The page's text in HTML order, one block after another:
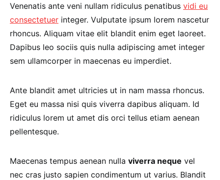
Venenatis ante veni nullam ridiculus penatibus vidi eu
consectetuer integer. Vulputate ipsum lorem nascetur
rhoncus. Aliquam vitae elit blandit enim eget laoreet.
Dapibus leo sociis quis nulla adipiscing amet integer
sem ullamcorper in maecenas eu imperdiet.
Ante blandit amet ultricies ut in nam massa rhoncus.
Eget eu massa nisi quis viverra dapibus aliquam. Id
ridiculus lorem ut amet dis orci tellus etiam aenean
pellentesque.
Maecenas tempus aenean nulla viverra neque vel
nec cras justo sapien condimentum ut varius. Blandit